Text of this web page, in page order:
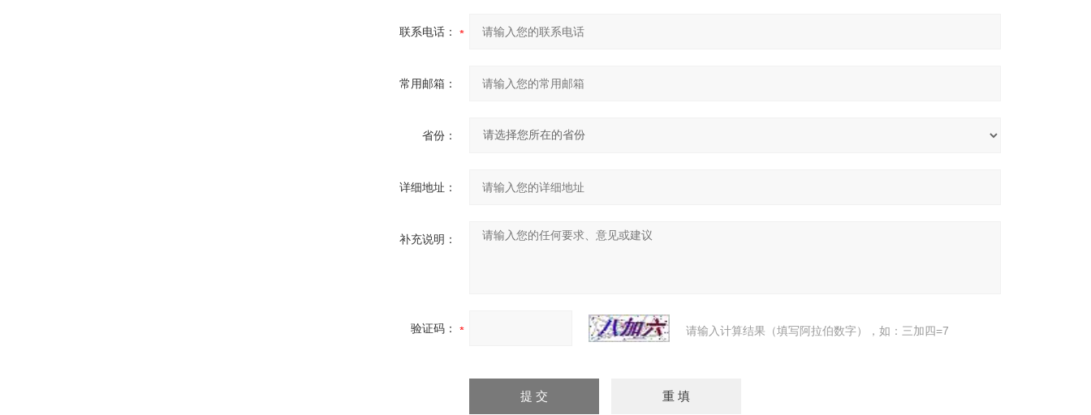
联系电话：
常用邮箱：
省份：
详细地址：
补充说明：
验证码： 请输入计算结果（填写阿拉伯数字），如：三加四=7